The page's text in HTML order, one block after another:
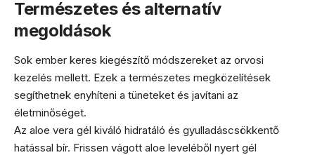
Természetes és alternatív
megoldások
Sok ember keres kiegészítő módszereket az orvosi
kezelés mellett. Ezek a természetes megközelítések
segíthetnek enyhíteni a tüneteket és javítani az
életminőséget.
Az aloe vera gél kiváló hidratáló és gyulladáscsökkentő
hatással bír. Frissen vágott aloe leveléből nyert gél